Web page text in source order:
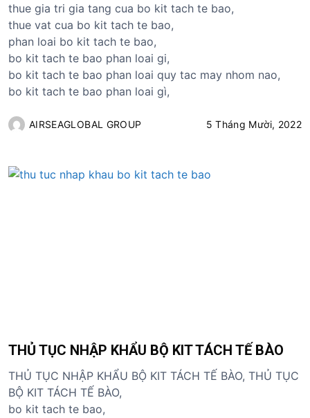
thue gia tri gia tang cua bo kit tach te bao,
thue vat cua bo kit tach te bao,
phan loai bo kit tach te bao,
bo kit tach te bao phan loai gi,
bo kit tach te bao phan loai quy tac may nhom nao,
bo kit tach te bao phan loai gì,
AIRSEAGLOBAL GROUP 5 Tháng Mười, 2022
THỦ TỤC NHẬP KHẨU BỘ KIT TÁCH TẾ BÀO
THỦ TỤC NHẬP KHẨU BỘ KIT TÁCH TẾ BÀO, THỦ TỤC
BỘ KIT TÁCH TẾ BÀO,
bo kit tach te bao,